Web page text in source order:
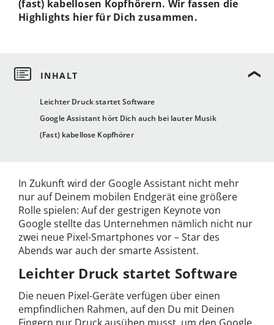
Leichter Druck startet Software
Google Assistant hört Dich auch bei lauter Musik
(Fast) kabellose Kopfhörer
(fast) kabellosen Kopfhörern. Wir fassen die
Highlights hier für Dich zusammen.
In Zukunft wird der Google Assistant nicht mehr
nur auf Deinem mobilen Endgerät eine größere
Rolle spielen: Auf der gestrigen Keynote von
Google stellte das Unternehmen nämlich nicht nur
zwei neue Pixel-Smartphones vor – Star des
Abends war auch der smarte Assistent.
Leichter Druck startet Software
Die neuen Pixel-Geräte verfügen über einen
empfindlichen Rahmen, auf den Du mit Deinen